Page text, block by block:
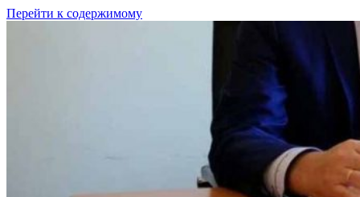
Перейти к содержимому